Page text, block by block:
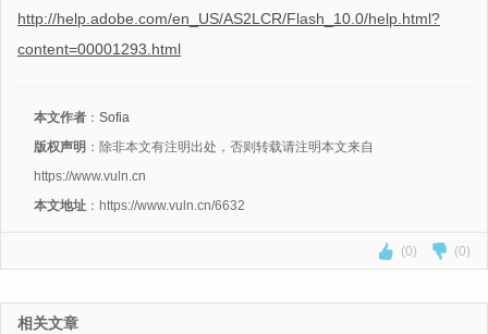
http://help.adobe.com/en_US/AS2LCR/Flash_10.0/help.html?
content=00001293.html
本文作者 ： Sofia
版权声明 ：除非本文有注明出处，否则转载请注明本文来自
https://www.vuln.cn
本文地址 ：https://www.vuln.cn/6632
(0) (0)
相关文章